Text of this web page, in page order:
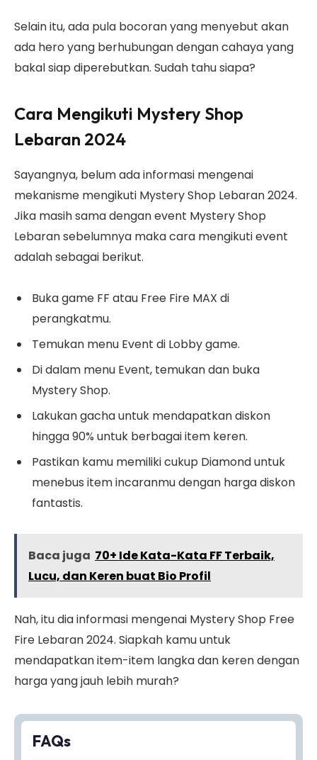
Selain itu, ada pula bocoran yang menyebut akan
ada hero yang berhubungan dengan cahaya yang
bakal siap diperebutkan. Sudah tahu siapa?
Cara Mengikuti Mystery Shop
Lebaran 2024
Sayangnya, belum ada informasi mengenai
mekanisme mengikuti Mystery Shop Lebaran 2024.
Jika masih sama dengan event Mystery Shop
Lebaran sebelumnya maka cara mengikuti event
adalah sebagai berikut.
Buka game FF atau Free Fire MAX di
perangkatmu.
Temukan menu Event di Lobby game.
Di dalam menu Event, temukan dan buka
Mystery Shop.
Lakukan gacha untuk mendapatkan diskon
hingga 90% untuk berbagai item keren.
Pastikan kamu memiliki cukup Diamond untuk
menebus item incaranmu dengan harga diskon
fantastis.
Baca juga 70+ Ide Kata-Kata FF Terbaik,
Lucu, dan Keren buat Bio Profil
Nah, itu dia informasi mengenai Mystery Shop Free
Fire Lebaran 2024. Siapkah kamu untuk
mendapatkan item-item langka dan keren dengan
harga yang jauh lebih murah?
FAQs